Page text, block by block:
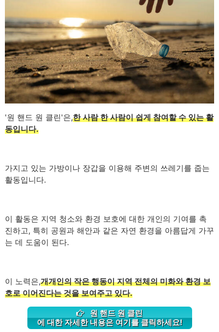
'원 핸드 원 클린'은,한 사람 한 사람이 쉽게 참여할 수 있는 활
동입니다.
가지고 있는 가방이나 장갑을 이용해 주변의 쓰레기를 줍는
활동입니다.
이 활동은 지역 청소와 환경 보호에 대한 개인의 기여를 촉
진하고, 특히 공원과 해안과 같은 자연 환경을 아름답게 가꾸
는 데 도움이 된다.
이 노력은,개개인의 작은 행동이 지역 전체의 미화와 환경 보
호로 이어진다는 것을 보여주고 있다.
원 핸드 원 클린
에 대한 자세한 내용은 여기를 클릭하세요!